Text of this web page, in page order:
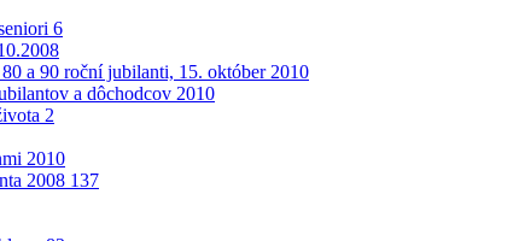
6
a 90 roční jubilanti, 15. október 2010
a dôchodcov 2010
2
2010
2008 137